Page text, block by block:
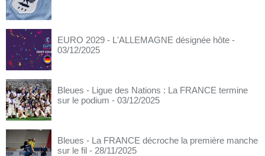
EURO 2029 - L'ALLEMAGNE désignée hôte -
03/12/2025
Bleues - Ligue des Nations : La FRANCE termine
sur le podium - 03/12/2025
Bleues - La FRANCE décroche la première manche
sur le fil - 28/11/2025